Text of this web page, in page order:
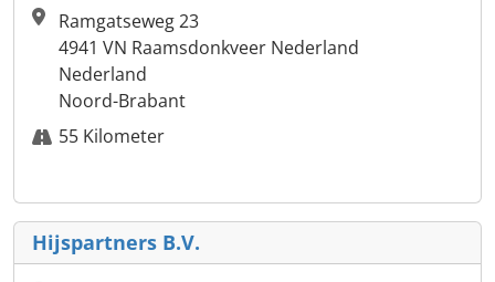
Ramgatseweg 23
4941 VN Raamsdonkveer Nederland
Nederland
Noord-Brabant
55 Kilometer
Hijspartners B.V.